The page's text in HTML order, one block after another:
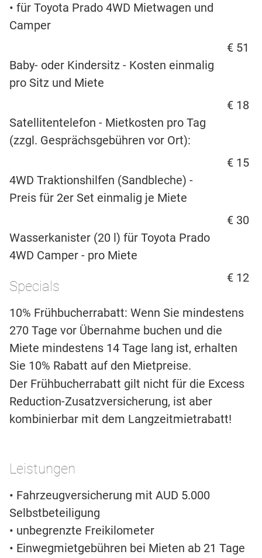
• für Toyota Prado 4WD Mietwagen und
Camper
€ 51
Baby- oder Kindersitz - Kosten einmalig
pro Sitz und Miete
€ 18
Satellitentelefon - Mietkosten pro Tag
(zzgl. Gesprächsgebühren vor Ort):
€ 15
4WD Traktionshilfen (Sandbleche) -
Preis für 2er Set einmalig je Miete
€ 30
Wasserkanister (20 l) für Toyota Prado
4WD Camper - pro Miete
€ 12
Specials
10% Frühbucherrabatt: Wenn Sie mindestens
270 Tage vor Übernahme buchen und die
Miete mindestens 14 Tage lang ist, erhalten
Sie 10% Rabatt auf den Mietpreise.
Der Frühbucherrabatt gilt nicht für die Excess
Reduction-Zusatzversicherung, ist aber
kombinierbar mit dem Langzeitmietrabatt!
Leistungen
• Fahrzeugversicherung mit AUD 5.000
Selbstbeteiligung
• unbegrenzte Freikilometer
• Einwegmietgebühren bei Mieten ab 21 Tage